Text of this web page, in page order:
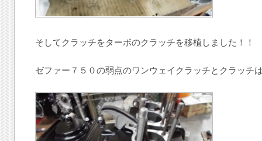
そしてクラッチをターボのクラッチを移植しました！！
ゼファー７５０の弱点のワンウェイクラッチとクラッチ